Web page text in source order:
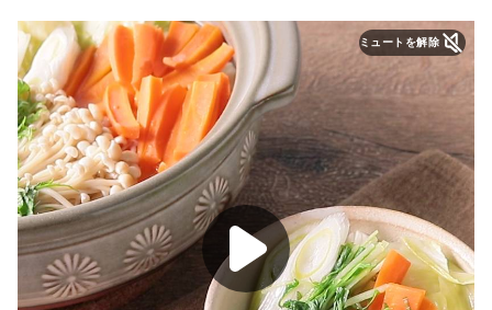
ミュートを解除